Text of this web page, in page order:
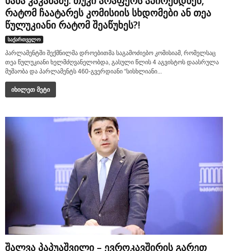
რატომ ჩაატარეს კომისიის სხდომები ან თეა
წულუკიანი რატომ შეაწუხეს?!
საქართველო
პარლამენტში შექმნილმა დროებითმა საგამოძიებო კომისიამ, რომელსაც
თეა წულუკიანი ხელმძღვანელობდა, გასული წლის 4 აგვისტოს დაასრულა
მუშაობა და პარლამენტს 460-გვერდიანი “სისხლიანი...
იხილეთ მეტი
შალვა პაპუაშვილი – ევროკავშირის გარეთ